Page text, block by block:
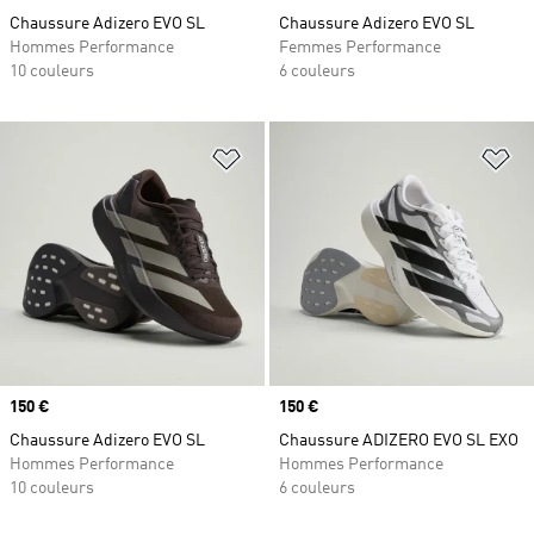
Chaussure Adizero EVO SL
Hommes Performance
10 couleurs
Chaussure Adizero EVO SL
Femmes Performance
6 couleurs
Ajouter à la Liste de produits
Prix
150 €
Chaussure Adizero EVO SL
Hommes Performance
10 couleurs
Prix
150 €
Chaussure ADIZERO EVO SL EXO
Hommes Performance
6 couleurs